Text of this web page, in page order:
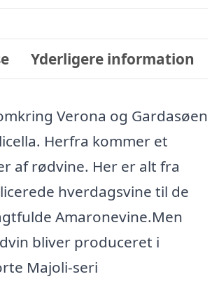
Yderligere information
Verona og Gardasøen
Herfra kommer et
af rødvine. Her er alt fra
hverdagsvine til de
Amaronevine.Men
bliver produceret i
Majoli-seri